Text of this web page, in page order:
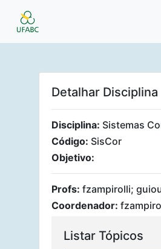
Detalhar Disciplina
Disciplina: Sistemas
Código: SisCor
Objetivo:
Profs: fzampirolli;
Coordenador:
Listar Tópicos